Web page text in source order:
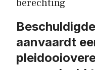
aanvaardt